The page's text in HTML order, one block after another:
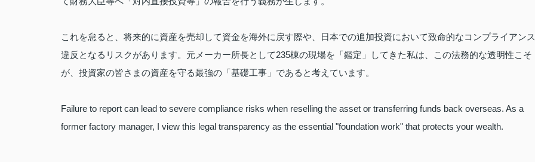
これを怠ると、将来的に資産を売却して資金を海外に戻す際や、日本での追加投資において致命的なコンプライアンス
違反となるリスクがあります。元メーカー所長として235棟の現場を「鑑定」してきた私は、この法務的な透明性こそ
が、投資家の皆さまの資産を守る最強の「基礎工事」であると考えています。
Failure to report can lead to severe compliance risks when reselling the asset or transferring funds back overseas. As a
former factory manager, I view this legal transparency as the essential "foundation work" that protects your wealth.